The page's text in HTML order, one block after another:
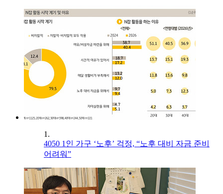
1.
4050 1인 가구 ‘노후’ 걱정, “노후 대비 자금 준비
어려워”